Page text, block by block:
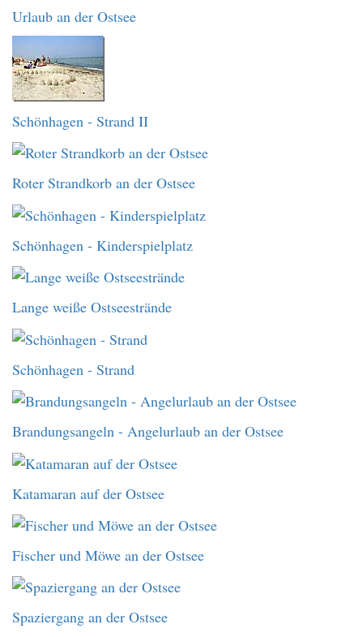
Urlaub an der Ostsee
Schönhagen - Strand II
Roter Strandkorb an der Ostsee
Schönhagen - Kinderspielplatz
Lange weiße Ostseestrände
Schönhagen - Strand
Brandungsangeln - Angelurlaub an der Ostsee
Katamaran auf der Ostsee
Fischer und Möwe an der Ostsee
Spaziergang an der Ostsee